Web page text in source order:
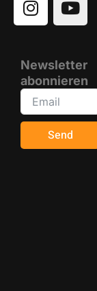
Newsletter
abonnieren
Send